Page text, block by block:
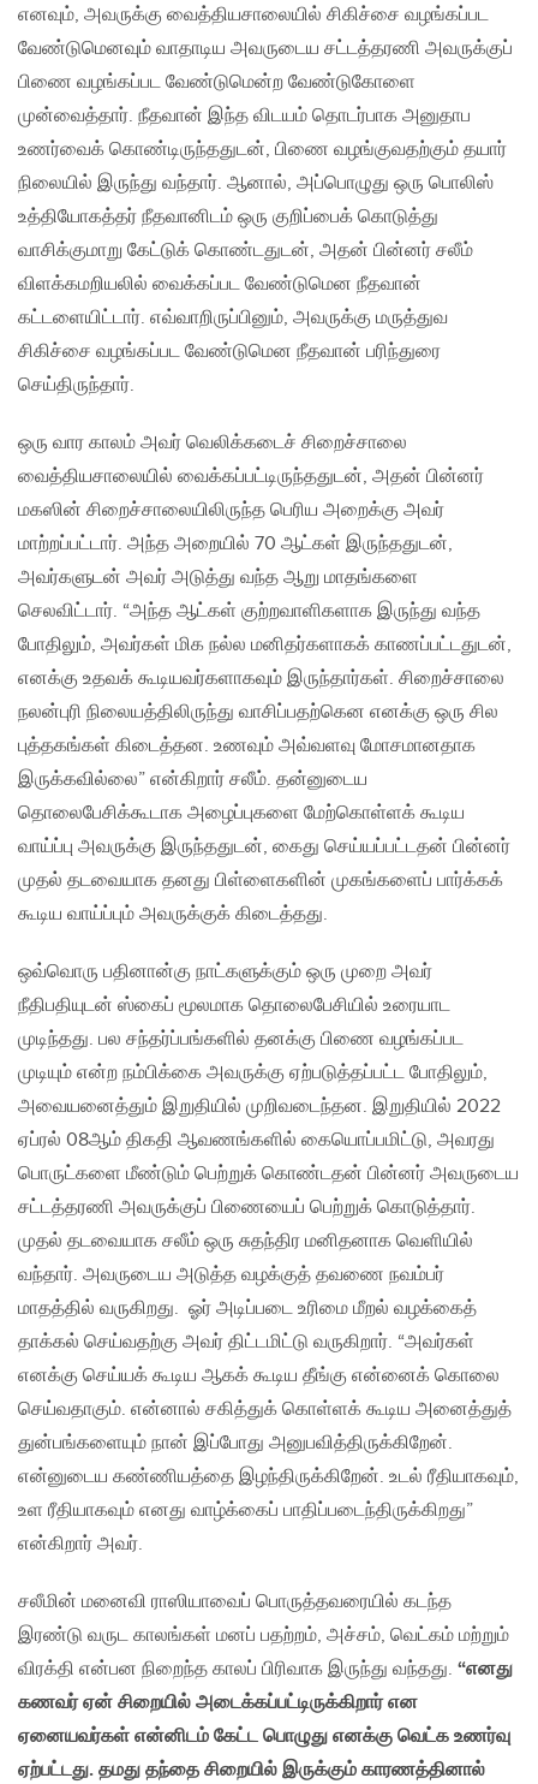
எனவும், அவருக்கு வைத்தியசாலையில் சிகிச்சை வழங்கப்பட
வேண்டுமெனவும் வாதாடிய அவருடைய சட்டத்தரணி அவருக்குப்
பிணை வழங்கப்பட வேண்டுமென்ற வேண்டுகோளை
முன்வைத்தார். நீதவான் இந்த விடயம் தொடர்பாக அனுதாப
உணர்வைக் கொண்டிருந்ததுடன், பிணை வழங்குவதற்கும் தயார்
நிலையில் இருந்து வந்தார். ஆனால், அப்பொழுது ஒரு பொலிஸ்
உத்தியோகத்தர் நீதவானிடம் ஒரு குறிப்பைக் கொடுத்து
வாசிக்குமாறு கேட்டுக் கொண்டதுடன், அதன் பின்னர் சலீம்
விளக்கமறியலில் வைக்கப்பட வேண்டுமென நீதவான்
கட்டளையிட்டார். எவ்வாறிருப்பினும், அவருக்கு மருத்துவ
சிகிச்சை வழங்கப்பட வேண்டுமென நீதவான் பரிந்துரை
செய்திருந்தார்.
ஒரு வார காலம் அவர் வெலிக்கடைச் சிறைச்சாலை
வைத்தியசாலையில் வைக்கப்பட்டிருந்ததுடன், அதன் பின்னர்
மகஸின் சிறைச்சாலையிலிருந்த பெரிய அறைக்கு அவர்
மாற்றப்பட்டார். அந்த அறையில் 70 ஆட்கள் இருந்ததுடன்,
அவர்களுடன் அவர் அடுத்து வந்த ஆறு மாதங்களை
செலவிட்டார். “அந்த ஆட்கள் குற்றவாளிகளாக இருந்து வந்த
போதிலும், அவர்கள் மிக நல்ல மனிதர்களாகக் காணப்பட்டதுடன்,
எனக்கு உதவக் கூடியவர்களாகவும் இருந்தார்கள். சிறைச்சாலை
நலன்புரி நிலையத்திலிருந்து வாசிப்பதற்கென எனக்கு ஒரு சில
புத்தகங்கள் கிடைத்தன. உணவும் அவ்வளவு மோசமானதாக
இருக்கவில்லை” என்கிறார் சலீம். தன்னுடைய
தொலைபேசிக்கூடாக அழைப்புகளை மேற்கொள்ளக் கூடிய
வாய்ப்பு அவருக்கு இருந்ததுடன், கைது செய்யப்பட்டதன் பின்னர்
முதல் தடவையாக தனது பிள்ளைகளின் முகங்களைப் பார்க்கக்
கூடிய வாய்ப்பும் அவருக்குக் கிடைத்தது.
ஒவ்வொரு பதினான்கு நாட்களுக்கும் ஒரு முறை அவர்
நீதிபதியுடன் ஸ்கைப் மூலமாக தொலைபேசியில் உரையாட
முடிந்தது. பல சந்தர்ப்பங்களில் தனக்கு பிணை வழங்கப்பட
முடியும் என்ற நம்பிக்கை அவருக்கு ஏற்படுத்தப்பட்ட போதிலும்,
அவையனைத்தும் இறுதியில் முறிவடைந்தன. இறுதியில் 2022
ஏப்ரல் 08ஆம் திகதி ஆவணங்களில் கையொப்பமிட்டு, அவரது
பொருட்களை மீண்டும் பெற்றுக் கொண்டதன் பின்னர் அவருடைய
சட்டத்தரணி அவருக்குப் பிணையைப் பெற்றுக் கொடுத்தார்.
முதல் தடவையாக சலீம் ஒரு சுதந்திர மனிதனாக வெளியில்
வந்தார். அவருடைய அடுத்த வழக்குத் தவணை நவம்பர்
மாதத்தில் வருகிறது. ஓர் அடிப்படை உரிமை மீறல் வழக்கைத்
தாக்கல் செய்வதற்கு அவர் திட்டமிட்டு வருகிறார். “அவர்கள்
எனக்கு செய்யக் கூடிய ஆகக் கூடிய தீங்கு என்னைக் கொலை
செய்வதாகும். என்னால் சகித்துக் கொள்ளக் கூடிய அனைத்துத்
துன்பங்களையும் நான் இப்போது அனுபவித்திருக்கிறேன்.
என்னுடைய கண்ணியத்தை இழந்திருக்கிறேன். உடல் ரீதியாகவும்,
உள ரீதியாகவும் எனது வாழ்க்கைப் பாதிப்படைந்திருக்கிறது”
என்கிறார் அவர்.
சலீமின் மனைவி ராஸியாவைப் பொருத்தவரையில் கடந்த
இரண்டு வருட காலங்கள் மனப் பதற்றம், அச்சம், வெட்கம் மற்றும்
விரக்தி என்பன நிறைந்த காலப் பிரிவாக இருந்து வந்தது. “எனது
கணவர் ஏன் சிறையில் அடைக்கப்பட்டிருக்கிறார் என
ஏனையவர்கள் என்னிடம் கேட்ட பொழுது எனக்கு வெட்க உணர்வு
ஏற்பட்டது. தமது தந்தை சிறையில் இருக்கும் காரணத்தினால்